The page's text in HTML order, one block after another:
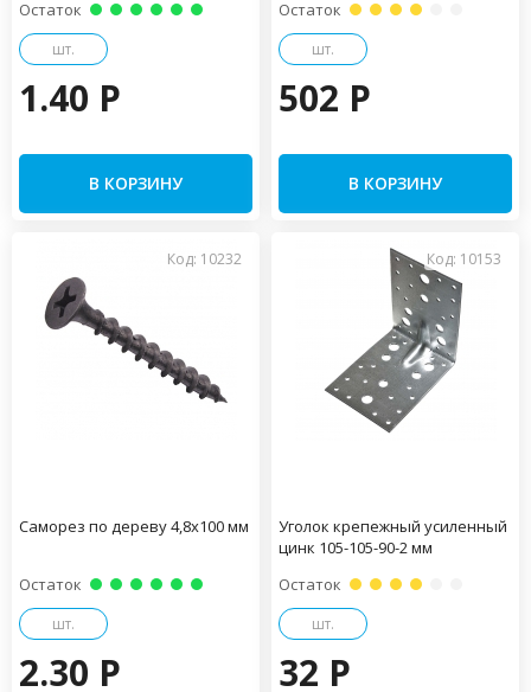
Остаток
шт.
1.40 P
В КОРЗИНУ
Остаток
шт.
502 P
В КОРЗИНУ
Код: 10232
Саморез по дереву 4,8х100 мм
Остаток
шт.
2.30 P
Код: 10153
Уголок крепежный усиленный
цинк 105-105-90-2 мм
Остаток
шт.
32 P